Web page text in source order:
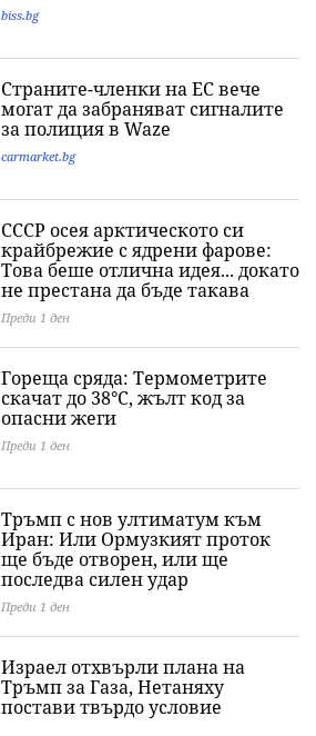
biss.bg
Страните-членки на ЕС вече
могат да забраняват сигналите
за полиция в Waze
carmarket.bg
СССР осея арктическото си
крайбрежие с ядрени фарове:
Това беше отлична идея... докато
не престана да бъде такава
Преди 1 ден
Гореща сряда: Термометрите
скачат до 38°C, жълт код за
опасни жеги
Преди 1 ден
Тръмп с нов ултиматум към
Иран: Или Ормузкият проток
ще бъде отворен, или ще
последва силен удар
Преди 1 ден
Израел отхвърли плана на
Тръмп за Газа, Нетаняху
постави твърдо условие